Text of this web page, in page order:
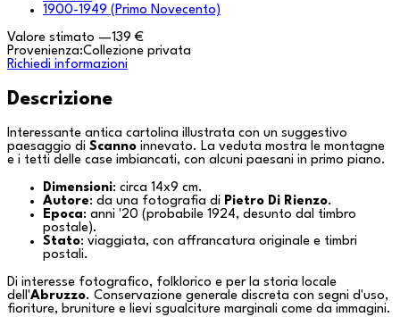
1900-1949 (Primo Novecento)
Valore stimato —139 €
Provenienza:Collezione privata
Richiedi informazioni
Descrizione
Interessante antica cartolina illustrata con un suggestivo
paesaggio di Scanno innevato. La veduta mostra le montagne
e i tetti delle case imbiancati, con alcuni paesani in primo piano.
Dimensioni: circa 14x9 cm.
Autore: da una fotografia di Pietro Di Rienzo.
Epoca: anni '20 (probabile 1924, desunto dal timbro
postale).
Stato: viaggiata, con affrancatura originale e timbri
postali.
Di interesse fotografico, folklorico e per la storia locale
dell'Abruzzo. Conservazione generale discreta con segni d'uso,
fioriture, bruniture e lievi sgualciture marginali come da immagini.